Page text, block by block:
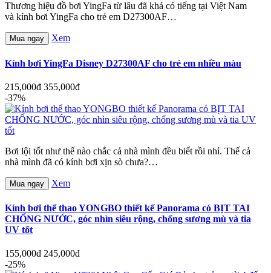
Thương hiệu đồ bơi YingFa từ lâu đã khá có tiếng tại Việt Nam
và kính bơi YingFa cho trẻ em D27300AF…
Mua ngay Xem
Kính bơi YingFa Disney D27300AF cho trẻ em nhiều màu
215,000đ 355,000đ
-37%
Bơi lội tốt như thế nào chắc cả nhà mình đều biết rồi nhỉ. Thế cả
nhà mình đã có kính bơi xịn sò chưa?…
Mua ngay Xem
Kính bơi thể thao YONGBO thiết kế Panorama có BỊT TAI
CHỐNG NƯỚC, góc nhìn siêu rộng, chống sương mù và tia
UV tốt
155,000đ 245,000đ
-25%